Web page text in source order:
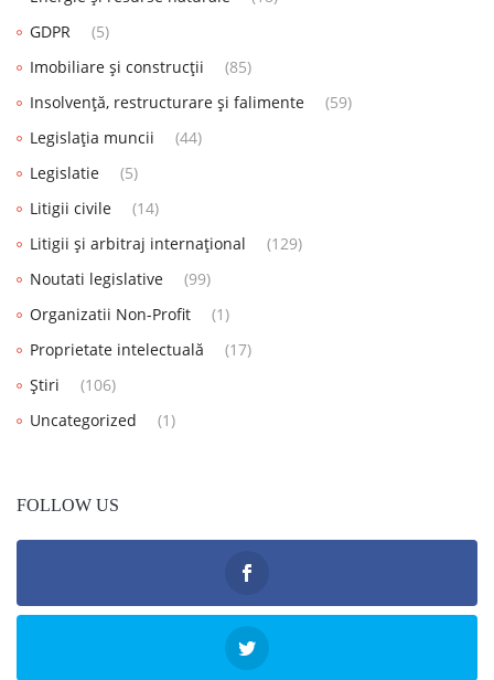
GDPR
(5)
Imobiliare și construcții
(85)
Insolvență, restructurare și falimente
(59)
Legislația muncii
(44)
Legislatie
(5)
Litigii civile
(14)
Litigii și arbitraj internațional
(129)
Noutati legislative
(99)
Organizatii Non-Profit
(1)
Proprietate intelectuală
(17)
Știri
(106)
Uncategorized
(1)
FOLLOW US